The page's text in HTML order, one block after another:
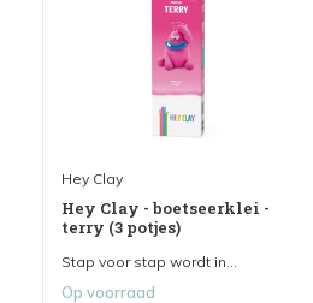
Hey Clay
Hey Clay - boetseerklei -
terry (3 potjes)
Stap voor stap wordt in...
Op voorraad